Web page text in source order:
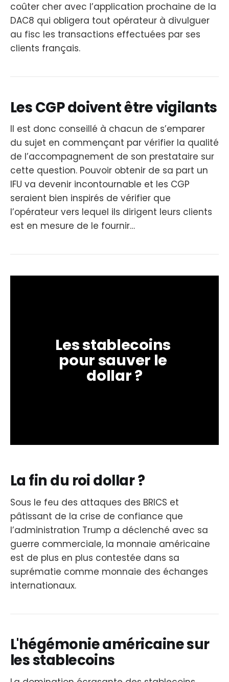
coûter cher avec l’application prochaine de la
DAC8 qui obligera tout opérateur à divulguer
au fisc les transactions effectuées par ses
clients français.
Les CGP doivent être vigilants
Il est donc conseillé à chacun de s’emparer
du sujet en commençant par vérifier la qualité
de l’accompagnement de son prestataire sur
cette question. Pouvoir obtenir de sa part un
IFU va devenir incontournable et les CGP
seraient bien inspirés de vérifier que
l’opérateur vers lequel ils dirigent leurs clients
est en mesure de le fournir…
Les stablecoins
pour sauver le
dollar ?
La fin du roi dollar ?
Sous le feu des attaques des BRICS et
pâtissant de la crise de confiance que
l’administration Trump a déclenché avec sa
guerre commerciale, la monnaie américaine
est de plus en plus contestée dans sa
suprématie comme monnaie des échanges
internationaux.
L'hégémonie américaine sur
les stablecoins